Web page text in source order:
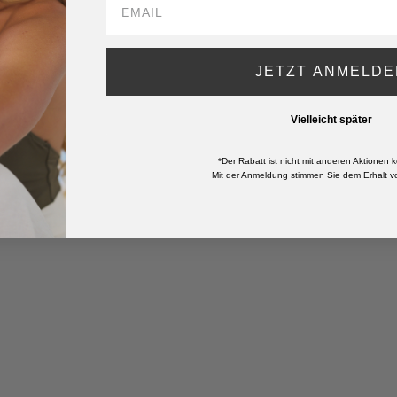
JETZT
Vielleicht später
*Der Rabatt ist nicht mit anderen Aktionen
Mit der Anmeldung stimmen Sie dem Erhalt